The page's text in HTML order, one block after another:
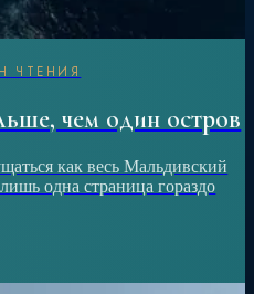
ЧТЕНИЯ
чем один остров
как весь Мальдивский
одна страница гораздо